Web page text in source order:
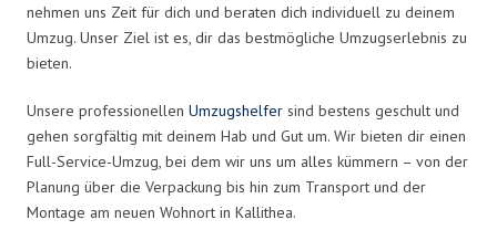
nehmen uns Zeit für dich und beraten dich individuell zu deinem
Umzug. Unser Ziel ist es, dir das bestmögliche Umzugserlebnis zu
bieten.
Unsere professionellen Umzugshelfer sind bestens geschult und
gehen sorgfältig mit deinem Hab und Gut um. Wir bieten dir einen
Full-Service-Umzug, bei dem wir uns um alles kümmern – von der
Planung über die Verpackung bis hin zum Transport und der
Montage am neuen Wohnort in Kallithea.